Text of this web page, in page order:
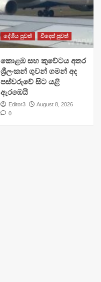
දේශීය පුවත් විදෙස් පුවත්
​කොළඹ සහ කුවේටය අතර
ශ්‍රීලංකන් ගුවන් ගමන් අද
පස්වරුවේ සිට යළි
ඇරඹෙයි
Editor3
August 8, 2026
0